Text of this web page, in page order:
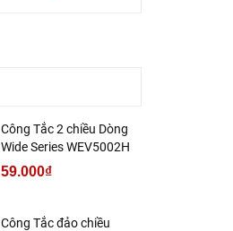
Công Tắc 2 chiều Dòng
Wide Series WEV5002H
59.000₫
Công Tắc đảo chiều